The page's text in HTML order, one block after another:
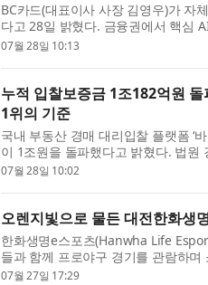
BC카드(대표이사 사장 김영우)가 자
다고 28일 밝혔다. 금융권에서 핵심
정부가 추진하는 ‘소버린
07월 28일 10:13
누적 입찰보증금 1조182억원 돌
1위의 기준
국내 부동산 경매 대리입찰 플랫폼 ‘
이 1조원을 돌파했다고 밝혔다. 법원
조원 규모로 모이는 것은 드문 일로,
07월 28일 10:02
오렌지빛으로 물든 대전한화생
한화생명e스포츠(Hanwha Life
들과 함께 프로야구 경기를 관람하며
사는 ‘e스포츠’와 ‘프로야구’라는 종
07월 27일 17:29